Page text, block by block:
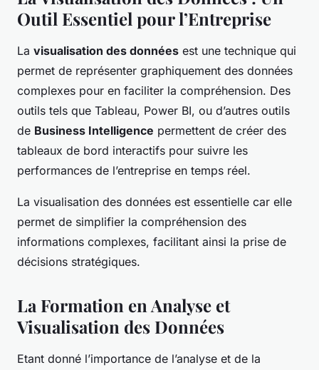
Outil Essentiel pour l’Entreprise
La visualisation des données est une technique qui
permet de représenter graphiquement des données
complexes pour en faciliter la compréhension. Des
outils tels que Tableau, Power BI, ou d’autres outils
de Business Intelligence permettent de créer des
tableaux de bord interactifs pour suivre les
performances de l’entreprise en temps réel.
La visualisation des données est essentielle car elle
permet de simplifier la compréhension des
informations complexes, facilitant ainsi la prise de
décisions stratégiques.
La Formation en Analyse et
Visualisation des Données
Etant donné l’importance de l’analyse et de la